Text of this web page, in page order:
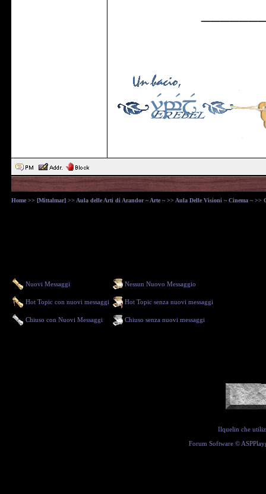
Home >> [Mittalmar] >> Aula delle Arti di Arandor ~ Arte ~ >> Aula Delle Visioni ~ Cinema ~ >>
Nuovi Messaggi Nessun Nuovo Messaggio
Hot Topic con nuovi messaggi Hot Topic senza nuovi messaggi
Chiuso con Nuovi Messaggi Chiuso senza nuovi messaggi
Ilquelin che
Forum Software ©